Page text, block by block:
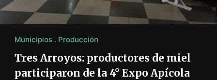
Municipios Producción
Tres Arroyos: productores de miel
participaron de la 4° Expo Apícola